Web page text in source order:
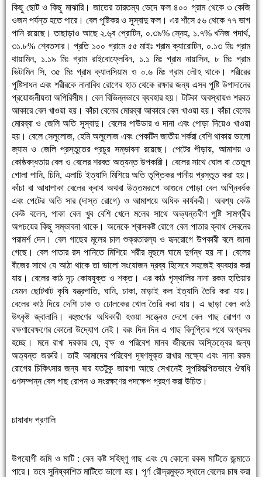
কিছু ছোট ও কিছু মাঝারি। জাতের তারতম্য ভেদে ফল ৪০০ গ্রাম থেকে ৩ কেজি
ওজন পর্যন্ত হতে পারে। বেল পুষ্টিকর ও সুস্বাদু ফল। এর শাঁসে ৫৬ থেকে ৭৭ ভাগ
পানি রয়েছে। তাছাড়াও আছে ২.৬্ব প্রোটিন, ০.৩৯% স্নেহ, ১.৭% খনিজ পদার্থ,
৩১.৮% শ্বেতসার। প্রতি ১০০ গ্রামে ৫৫ মাইঃ গ্রাম ক্যারোটিন, ০.১৩ মিঃ গ্রাম
থায়ামিন, ১.১৯ মিঃ গ্রাম রাইবোফ্লেবিন, ১.১ মিঃ গ্রাম নায়াসিন, ৮ মিঃ গ্রাম
ভিটামিন সি, ৩৫ মিঃ গ্রাম ক্যালসিয়াম ও ০.৬ মিঃ গ্রাম লৌহ থাকে। শরীরের
পুষ্টিসাধন এবং শরীরকে নানাবিধ রোগের হাত থেকে রক্ষার জন্য এসব পুষ্টি উপাদানের
প্রয়োজনীয়তা অপিরিসীম। বেল বিভিন্নভাবে ব্যবহার হয়। টাটকা অবস্থায়ও শরবত
আকারে বেল খাওয়া হয়। কাঁচা বেলের মোরব্বা আকারে বেল খাওয়া হয়। কাঁচা বেলের
মোরব্বা ও জেলি অতি সুস্বাদু। বেলের পাউডার ও দানা এবং পোড়া দিয়েও খাওয়া
হয়। বেলে সেলুলোজ, হেমি অলুলোজ এবং পেকটিন জাতীয় শর্করা বেশি থাকায় ভালো
জ্যাম ও জেলি প্রস্তুতের প্রচুর সম্ভাবনা রয়েছে। পেটের পীড়ায়, আমাশয় ও
কোষ্ঠবদ্ধতায় বেল ও বেলের শরবত অত্যন্ত উপকারী। বেলের সাথে ঘোল বা তেতুল
গোলা পানি, চিনি, এলাচি ইত্যাদি মিশিয়ে অতি তৃপ্তিকর পানীয় প্রস্তুত করা হয়।
কাঁচা বা আধাপাকা বেলের ক্বাথ অথবা উত্তমরূপে আগুনে পোড়া বেল অগি্নবর্ধক
এবং পেটের অতি সার (দাস্ত রোগে) ও আমাশয়ে অধিক কার্যকরী। অবশ্য কেউ
কেউ বলেন, পাকা বেল খুব বেশি খেলে মলের সাথে অভ্যন্তরীণ পুষ্টি সামগ্রীর
অপচয়ের কিছু সম্ভাবনা থাকে। অনেকে শ্বাসকষ্ট রোগে বেল পাতার ক্বাথ সেবনের
পরামর্শ দেন। বেল গাছের মূলের চাল শুক্রতারল্য ও হৃদরোগে উপকারী বলে জানা
গেছে। বেল পাতার রস পানিতে মিশিয়ে শরীর মুছলে ঘামে দুর্গন্ধ হয় না। বেলের
বীজের সাথে যে আঠা থাকে তা ভালো সংযোজন দ্রব্য হিসেবে সহজেই ব্যবহার করা
যায়। বেলের কাঠ দৃঢ় কোষযুক্ত ও শক্ত। এর কাঠ গৃস্থালির নানা রকম হাতিয়ার
যেমন ছোটখাট কৃষি যন্ত্রপাতি, ঘানি, চাকা, মাড়াই কল ইত্যাদি তৈরি করা যায়।
বেলের কাঠ দিয়ে দেশি ঢাক ও ঢোলকের খোল তৈরি করা যায়। এ ছাড়া বেল কাঠ
উৎকৃষ্ট জ্বালানি। বহুগুণের অধিকারী হওয়া সত্ত্বেও দেশে বেল গাছ রোপণ ও
রক্ষণাবেক্ষণের কোনো উদ্যোগ নেই। বরং দিন দিন এ গাছ বিলুপ্তির পথে অগ্রসর
হচ্ছে। মনে রাখা দরকার যে, বৃক্ষ ও পরিবেশ মানব জীবনের অস্তিত্বের জন্য
অত্যন্ত জরুরি। তাই আমাদের পরিবেশ দূষণমুক্ত রাখার লক্ষ্যে এবং নানা রকম
রোগের চিকিৎসার জন্য ষার যতটুকু জায়গা আছে সেখানেই সুপরিকল্পিতভাবে ঔষধি
গুণসম্পন্ন বেল গাছ রোপন ও সংরক্ষণের পদক্ষেপ গ্রহণ করা উচিত।
চাষাবাদ প্রণালি
উপযোগী জমি ও মাটি : বেল কষ্ট সহিষ্ণু গাছ এবং যে কোনো রকম মাটিতে জন্মাতে
পারে। তবে সুনিষ্কাশিত মাটিতে ভালো হয়। পূর্ণ রৌদ্রমুক্ত স্থানে বেলের চাষ করা